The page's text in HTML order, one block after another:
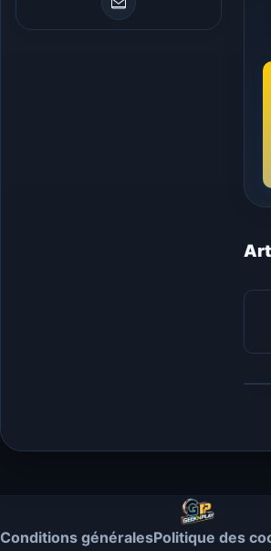
Conditions généralesPolitique des